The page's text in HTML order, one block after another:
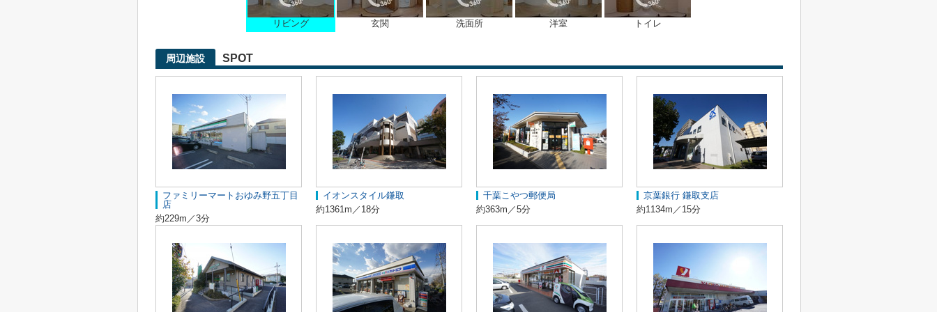
リビング 玄関 洗面所 洋室 トイレ
周辺施設 SPOT
ファミリーマートおゆみ野五丁目
店
約229m／3分
イオンスタイル鎌取
約1361m／18分
千葉こやつ郵便局
約363m／5分
京葉銀行 鎌取支店
約1134m／15分